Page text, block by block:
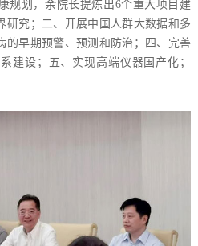
规划，余院长提炼出6个重大项目建
研究；二、开展中国人群大数据和多
的早期预警、预测和防治；四、完善
建设；五、实现高端仪器国产化；